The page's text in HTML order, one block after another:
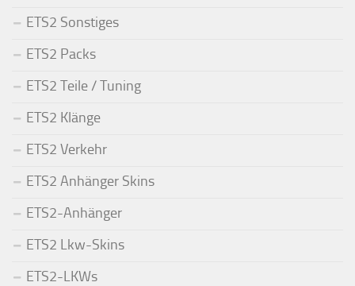
ETS2 Sonstiges
ETS2 Packs
ETS2 Teile / Tuning
ETS2 Klänge
ETS2 Verkehr
ETS2 Anhänger Skins
ETS2-Anhänger
ETS2 Lkw-Skins
ETS2-LKWs